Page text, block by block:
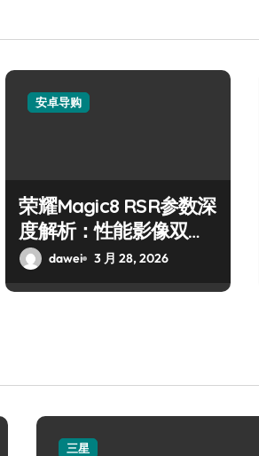
安卓导购
荣耀Magic8 RSR参数深
度解析：性能影像双强
必看dawei 3 月 28, 2026
三星